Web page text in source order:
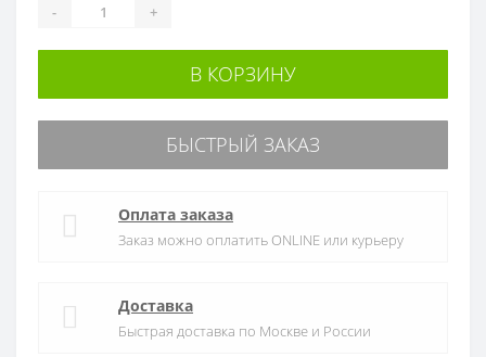
- +
В КОРЗИНУ
БЫСТРЫЙ ЗАКАЗ
Оплата заказа
Заказ можно оплатить ONLINE или курьеру
Доставка
Быстрая доставка по Москве и России